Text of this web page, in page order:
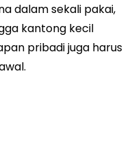
dalam sekali pakai,
kantong kecil
pribadi juga harus